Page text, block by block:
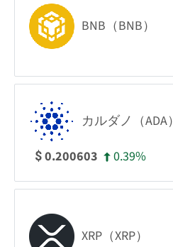
BNB（BNB）
カルダノ（ADA）
$0.200603 0.39%
XRP（XRP）